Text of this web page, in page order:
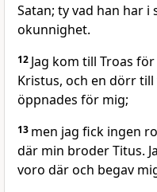
Satan; ty vad han har
okunnighet.
12 Jag kom till Troas
Kristus, och en dörr
öppnades för mig;
13 men jag fick ingen
där min broder Titus.
voro där och begav